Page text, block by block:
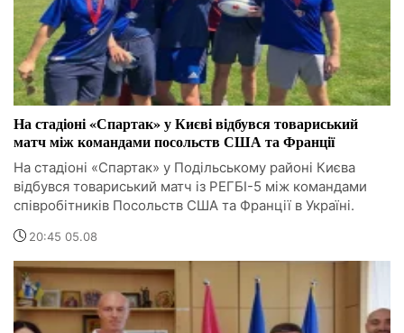
На стадіоні «Спартак» у Києві відбувся товариський
матч між командами посольств США та Франції
На стадіоні «Спартак» у Подільському районі Києва
відбувся товариський матч із РЕГБІ-5 між командами
співробітників Посольств США та Франції в Україні.
20:45 05.08